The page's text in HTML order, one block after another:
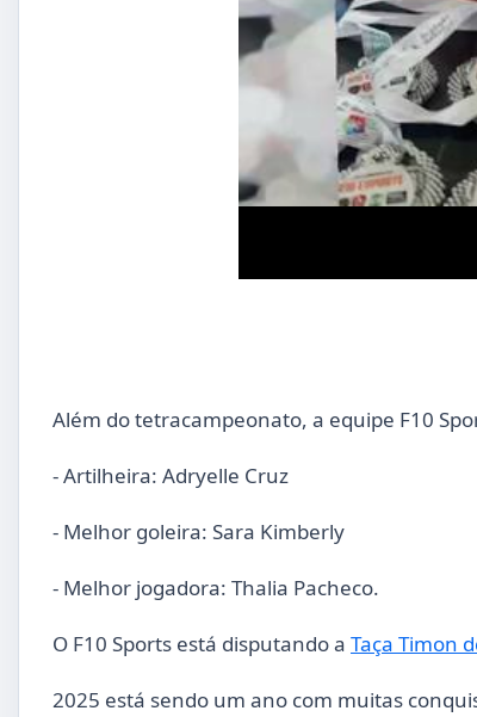
Além do tetracampeonato, a equipe F10
- Artilheira: Adryelle Cruz
- Melhor goleira: Sara Kimberly
- Melhor jogadora: Thalia Pacheco.
O F10 Sports está disputando a Taça Timon
2025 está sendo um ano com muitas